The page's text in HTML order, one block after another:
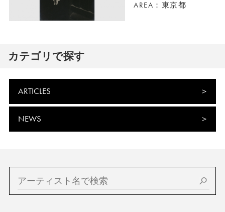
AREA：東京都
カテゴリで探す
ARTICLES
NEWS